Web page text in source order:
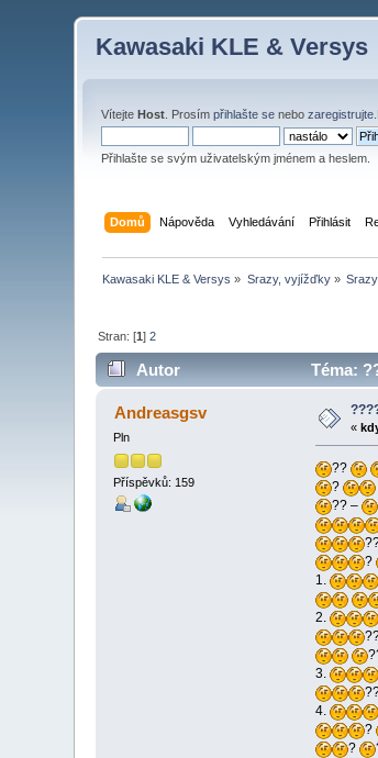
Kawasaki KLE & Versys
VítejteHost . Prosímpřihlašte se nebozaregistrujte
Přihlašte se svým uživatelským jménem a heslem.
Domů Nápověda Vyhledávání Přihlásit
Kawasaki KLE & Versys » Srazy, vyjížďky» Srazy
Stran: [1]2
Autor Téma:
Andreasgsv
Pln
Příspěvků: 159
«
??
?
?? –
?
1.
2.
3.
4.
?
?